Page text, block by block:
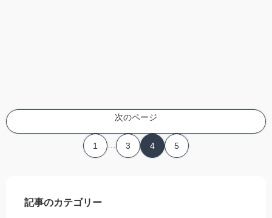
次のページ
1 3 4 5
記事のカテゴリー